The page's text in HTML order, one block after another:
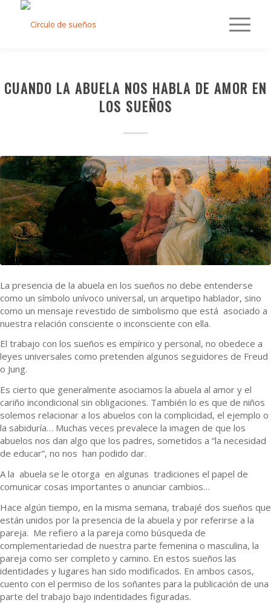
CUANDO LA ABUELA NOS HABLA DE AMOR EN
LOS SUEÑOS
La presencia de la abuela en los sueños no debe entenderse
como un símbolo unívoco universal, un arquetipo hablador, sino
como un mensaje revestido de simbolismo que está asociado a
nuestra relación consciente o inconsciente con ella.
El trabajo con los sueños es empírico y personal, no obedece a
leyes universales como pretenden algunos seguidores de Freud
o Jung.
Es cierto que generalmente asociamos la abuela al amor y el
cariño incondicional sin obligaciones. También lo es que de niños
solemos relacionar a los abuelos con la complicidad, el ejemplo o
la sabiduría… Muchas veces prevalece la imagen de que los
abuelos nos dan algo que los padres, sometidos a “la necesidad
de educar”, no nos han podido dar.
A la abuela se le otorga en algunas tradiciones el papel de
comunicar cosas importantes o anunciar cambios…
Hace algún tiempo, en la misma semana, trabajé dos sueños que
están unidos por la presencia de la abuela y por referirse a la
pareja. Me refiero a la pareja como búsqueda de
complementariedad de nuestra parte femenina o masculina, la
pareja como ser completo y camino. En estos sueños las
identidades y lugares han sido modificados. En ambos casos,
cuento con el permiso de los soñantes para la publicación de una
parte del trabajo bajo indentidades figuradas.